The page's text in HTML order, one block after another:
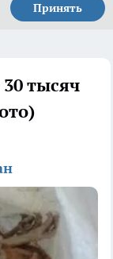
Принять
тысяч